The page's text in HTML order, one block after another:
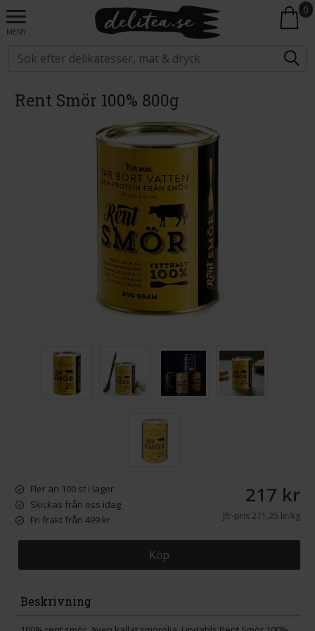
MENY
0
Rent Smör 100% 800g
Fler än 100 st i lager
Skickas från oss idag
Fri frakt från 499 kr
217 kr
Jfr-pris271,25 kr/kg
Köp
Beskrivning